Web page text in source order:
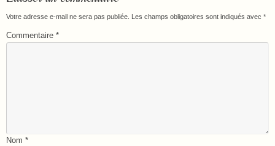
Votre adresse e-mail ne sera pas publiée. Les champs obligatoires sont indiqués avec *
Commentaire *
Nom *